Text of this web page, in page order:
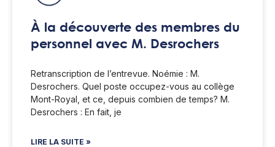
À la découverte des membres du
personnel avec M. Desrochers
Retranscription de l’entrevue. Noémie : M.
Desrochers. Quel poste occupez-vous au collège
Mont-Royal, et ce, depuis combien de temps? M.
Desrochers : En fait, je
LIRE LA SUITE »